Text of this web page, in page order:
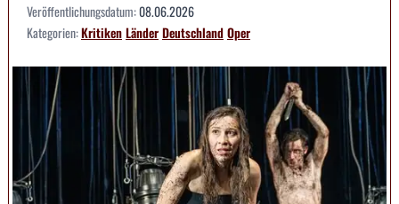
Veröffentlichungsdatum:08.06.2026
Kategorien:KritikenLänderDeutschlandOper